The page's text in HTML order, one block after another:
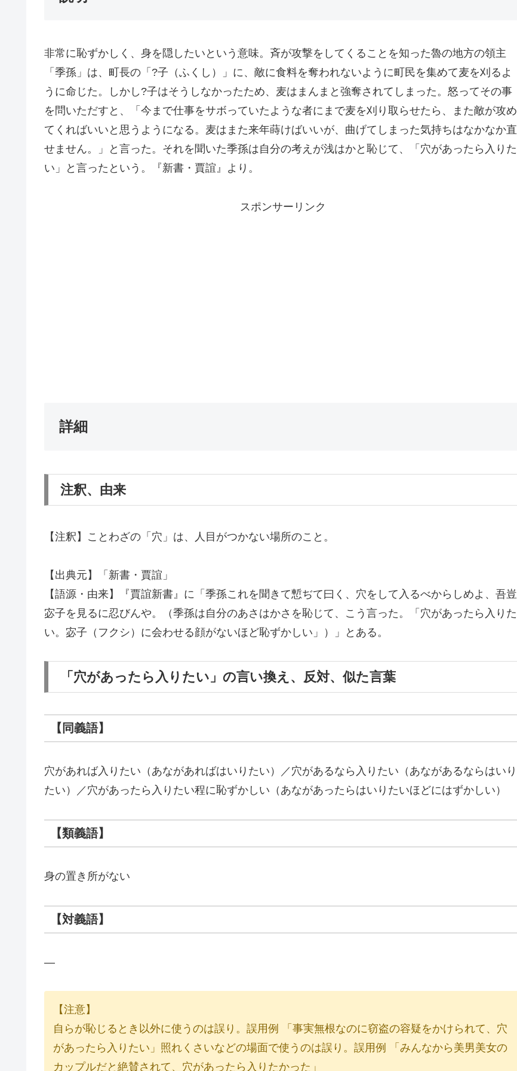
非常に恥ずかしく、身を隠したいという意味。斉が攻撃をしてくることを知った魯の地方の領主
「季孫」は、町長の「?子（ふくし）」に、敵に食料を奪われないように町民を集めて麦を刈るよ
うに命じた。しかし?子はそうしなかったため、麦はまんまと強奪されてしまった。怒ってその事
を問いただすと、「今まで仕事をサボっていたような者にまで麦を刈り取らせたら、また敵が攻め
てくればいいと思うようになる。麦はまた来年蒔けばいいが、曲げてしまった気持ちはなかなか直
せません。」と言った。それを聞いた季孫は自分の考えが浅はかと恥じて、「穴があったら入りた
い」と言ったという。『新書・賈誼』より。
スポンサーリンク
詳細
注釈、由来
【注釈】ことわざの「穴」は、人目がつかない場所のこと。
【出典元】「新書・賈誼」
【語源・由来】『賈誼新書』に「季孫これを聞きて慙ぢて曰く、穴をして入るべからしめよ、吾豈
宓子を見るに忍びんや。（季孫は自分のあさはかさを恥じて、こう言った。「穴があったら入りた
い。宓子（フクシ）に会わせる顔がないほど恥ずかしい」）」とある。
「穴があったら入りたい」の言い換え、反対、似た言葉
【同義語】
穴があれば入りたい（あながあればはいりたい）／穴があるなら入りたい（あながあるならはいり
たい）／穴があったら入りたい程に恥ずかしい（あながあったらはいりたいほどにはずかしい）
【類義語】
身の置き所がない
【対義語】
―
【注意】
自らが恥じるとき以外に使うのは誤り。誤用例 「事実無根なのに窃盗の容疑をかけられて、穴
があったら入りたい」照れくさいなどの場面で使うのは誤り。誤用例 「みんなから美男美女の
カップルだと絶賛されて、穴があったら入りたかった」